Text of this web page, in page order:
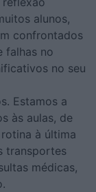
alunos,
confrontados
falhas no
no seu
Estamos a
às aulas, de
à última
transportes
médicas,